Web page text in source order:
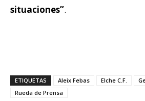
situaciones”.
ETIQUETAS Aleix Febas Elche C.F.
Rueda de Prensa